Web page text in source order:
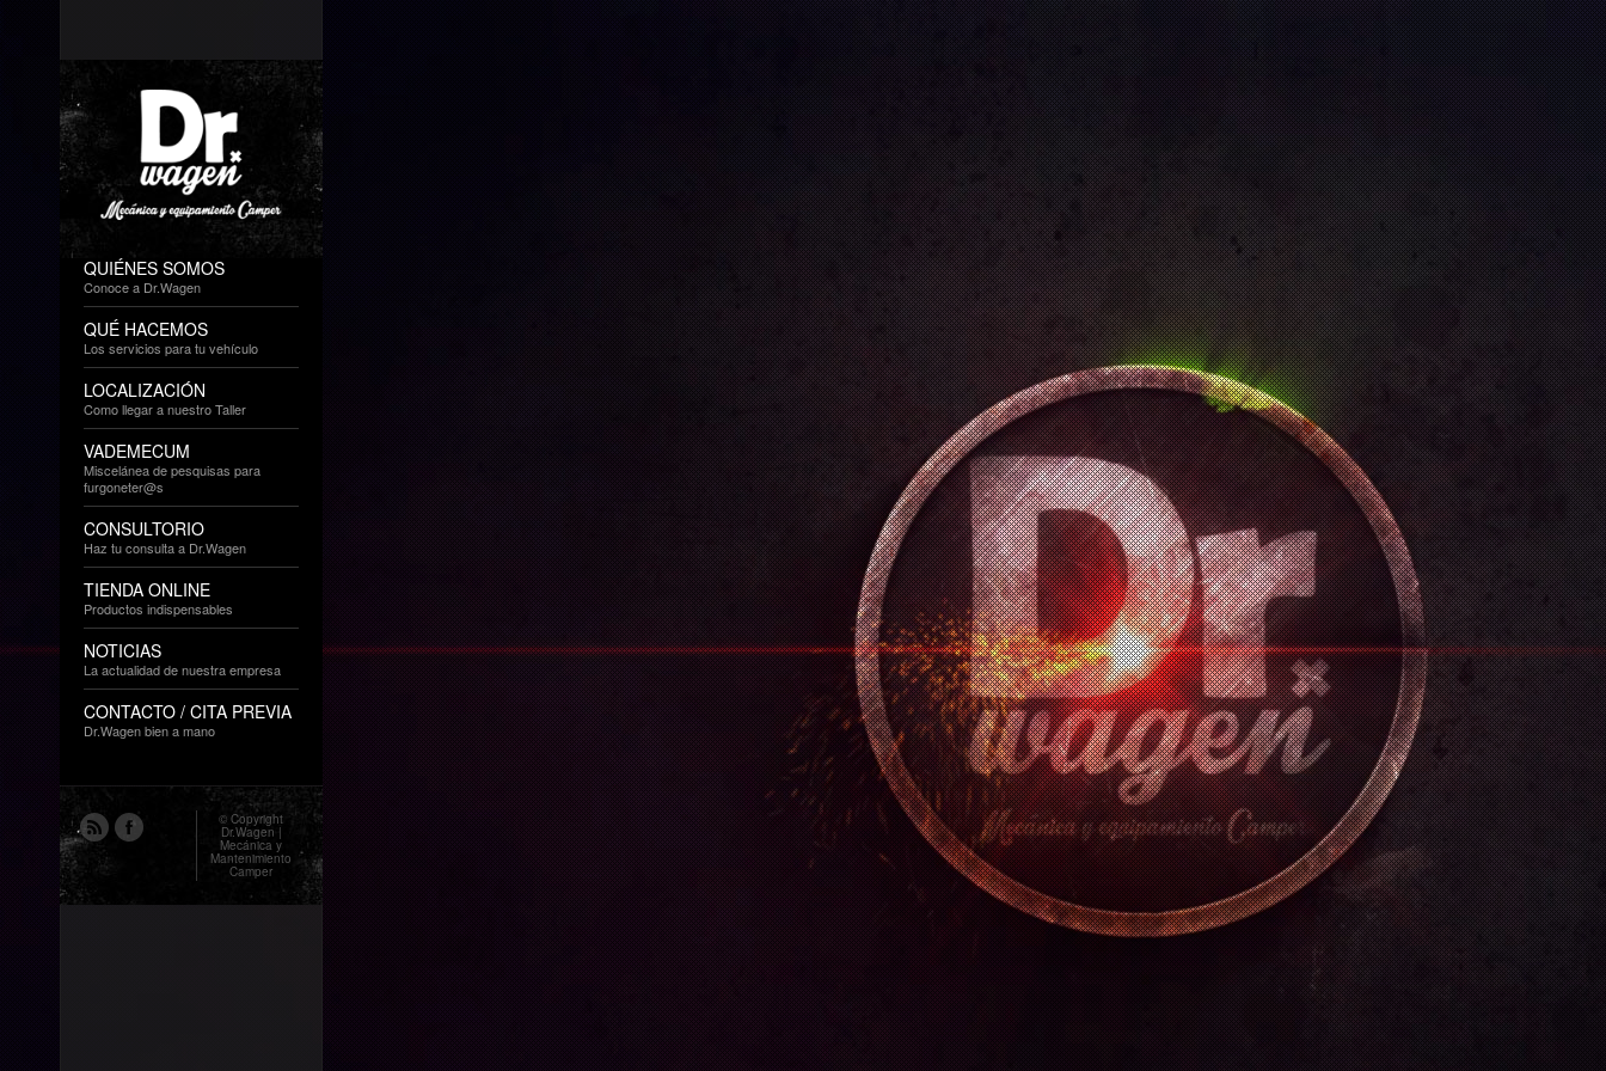
QUIÉNES SOMOS
Conoce a Dr.Wagen
QUÉ HACEMOS
Los servicios para tu vehículo
LOCALIZACIÓN
Como llegar a nuestro Taller
VADEMECUM
Miscelánea de pesquisas para
furgoneter@s
CONSULTORIO
Haz tu consulta a Dr.Wagen
TIENDA ONLINE
Productos indispensables
NOTICIAS
La actualidad de nuestra empresa
CONTACTO / CITA PREVIA
Dr.Wagen bien a mano
© Copyright
Dr.Wagen |
Mecánica y
Mantenimiento
Camper